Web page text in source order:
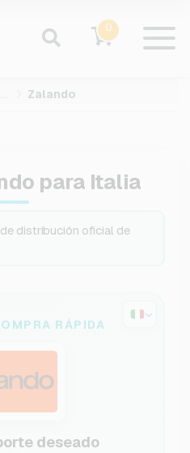
0
Tarjetas regalo Zalando
para Italia
distribución oficial de
RÁPIDA
deseado